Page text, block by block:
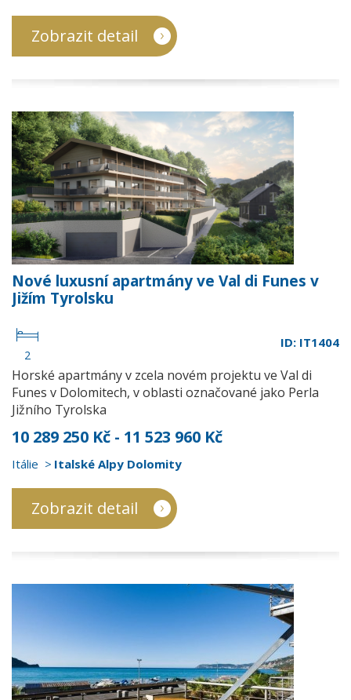
Zobrazit detail
Nové luxusní apartmány ve Val di Funes v
Jižím Tyrolsku
2
ID: IT1404
Horské apartmány v zcela novém projektu ve Val di
Funes v Dolomitech, v oblasti označované jako Perla
Jižního Tyrolska
10 289 250 Kč - 11 523 960 Kč
Itálie Italské Alpy Dolomity
Zobrazit detail